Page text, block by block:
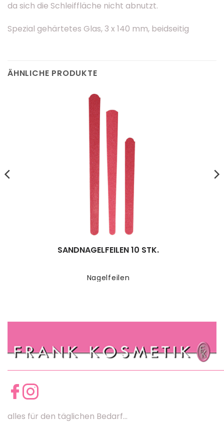
da sich die Schleiffläche nicht abnutzt.
Spezial gehärtetes Glas, 3 x 140 mm, beidseitig
ÄHNLICHE PRODUKTE
Nagelfeilen
SANDNAGELFEILEN 10 STK.
alles für den täglichen Bedarf...